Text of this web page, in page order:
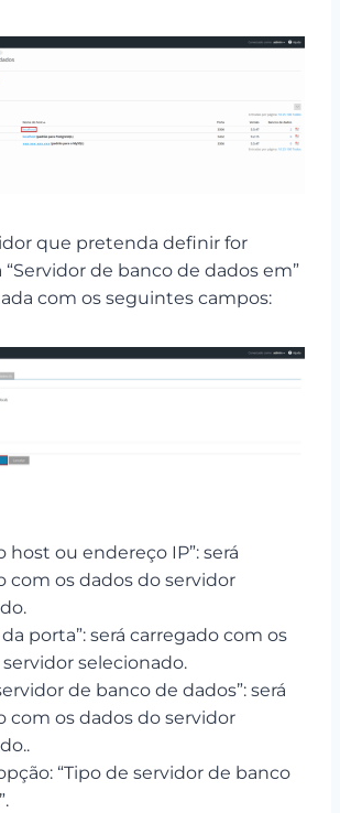
que pretenda definir for
de banco de dados em”
com os seguintes campos:
host ou endereço IP”: será
com os dados do servidor
porta”: será carregado com os
selecionado.
de banco de dados”: será
com os dados do servidor
“Tipo de servidor de banco